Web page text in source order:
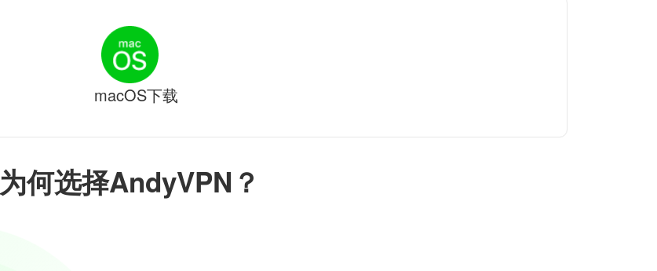
为何选择AndyVPN？
macOS下载